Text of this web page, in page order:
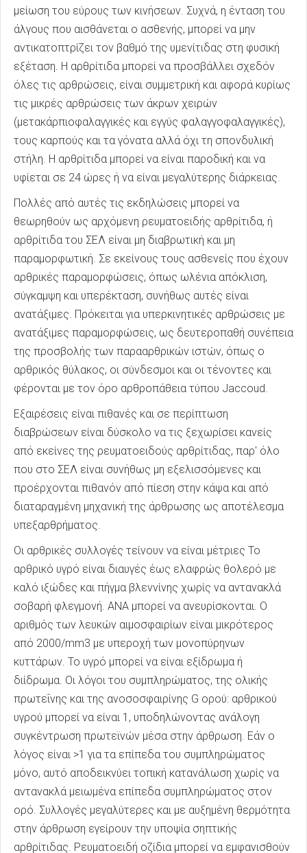
μείωση του εύρους των κινήσεων. Συχνά, η ένταση του
άλγους που αισθάνεται ο ασθενής, μπορεί να μην
αντικατοπτρίζει τον βαθμό της υμενίτιδας στη φυσική
εξέταση. Η αρθρίτιδα μπορεί να προσβάλλει σχεδόν
όλες τις αρθρώσεις, είναι συμμετρική και αφορά κυρίως
τις μικρές αρθρώσεις των άκρων χειρών
(μετακάρπιοφαλαγγικές και εγγύς φαλαγγοφαλαγγικές),
τους καρπούς και τα γόνατα αλλά όχι τη σπονδυλική
στήλη. Η αρθρίτιδα μπορεί να είναι παροδική και να
υφίεται σε 24 ώρες ή να είναι μεγαλύτερης διάρκειας.
Πολλές από αυτές τις εκδηλώσεις μπορεί να
θεωρηθούν ως αρχόμενη ρευματοειδής αρθρίτιδα, ή
αρθρίτιδα του ΣΕΛ είναι μη διαβρωτική και μη
παραμορφωτική. Σε εκείνους τους ασθενείς που έχουν
αρθρικές παραμορφώσεις, όπως ωλένια απόκλιση,
σύγκαμψη και υπερέκταση, συνήθως αυτές είναι
ανατάξιμες. Πρόκειται για υπερκινητικές αρθρώσεις με
ανατάξιμες παραμορφώσεις, ως δευτεροπαθή συνέπεια
της προσβολής των παρααρθρικών ιστών, όπως ο
αρθρικός θύλακος, οι σύνδεσμοι και οι τένοντες και
φέρονται με τον όρο αρθροπάθεια τύπου Jaccoud.
Εξαιρέσεις είναι πιθανές και σε περίπτωση
διαβρώσεων είναι δύσκολο να τις ξεχωρίσει κανείς
από εκείνες της ρευματοειδούς αρθρίτιδας, παρ' όλο
που στο ΣΕΛ είναι συνήθως μη εξελισσόμενες και
προέρχονται πιθανόν από πίεση στην κάψα και από
διαταραγμένη μηχανική της άρθρωσης ως αποτέλεσμα
υπεξαρθρήματος.
Οι αρθρικές συλλογές τείνουν να είναι μέτριες Το
αρθρικό υγρό είναι διαυγές έως ελαφρώς θολερό με
καλό ιξώδες και πήγμα βλεννίνης χωρίς να αντανακλά
σοβαρή φλεγμονή. ΑΝΑ μπορεί να ανευρίσκονται. Ο
αριθμός των λευκών αιμοσφαιρίων είναι μικρότερος
από 2000/mm3 με υπεροχή των μονοπύρηνων
κυττάρων. Το υγρό μπορεί να είναι εξίδρωμα ή
διίδρωμα. Οι λόγοι του συμπληρώματος, της ολικής
πρωτεΐνης και της ανοσοσφαιρίνης G ορού: αρθρικού
υγρού μπορεί να είναι 1, υποδηλώνοντας ανάλογη
συγκέντρωση πρωτεϊνών μέσα στην άρθρωση. Εάν ο
λόγος είναι >1 για τα επίπεδα του συμπληρώματος
μόνο, αυτό αποδεικνύει τοπική κατανάλωση χωρίς να
αντανακλά μειωμένα επίπεδα συμπληρώματος στον
ορό. Συλλογές μεγαλύτερες και με αυξημένη θερμότητα
στην άρθρωση εγείρουν την υποψία σηπτικής
αρθρίτιδας. Ρευματοειδή οζίδια μπορεί να εμφανισθούν